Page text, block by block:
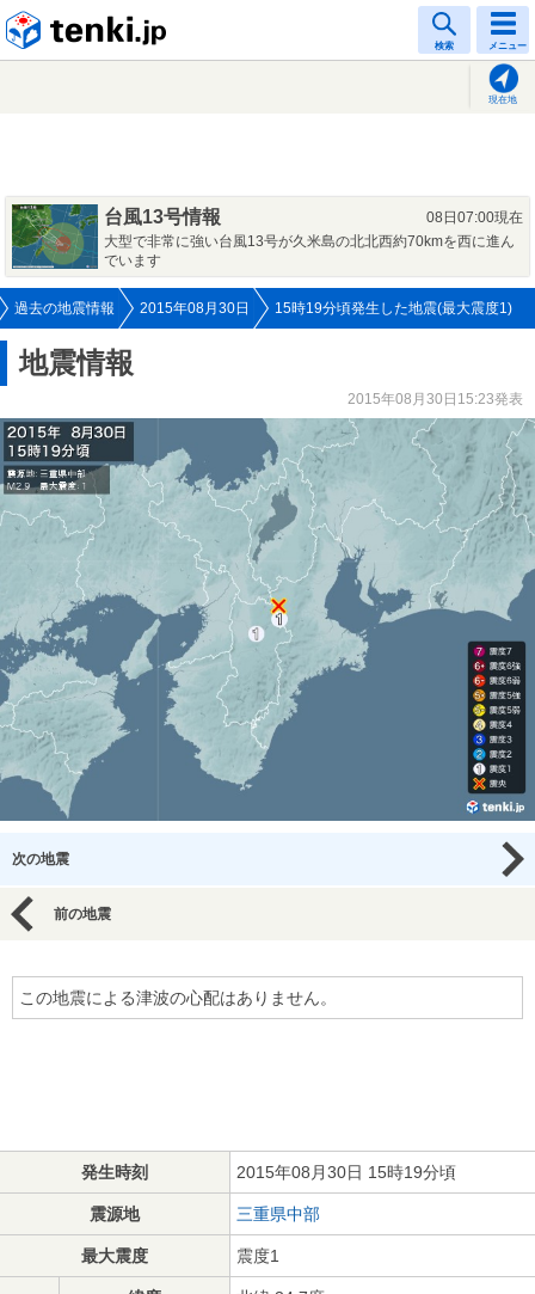
検索 メニュー
現在地
台風13号情報
08日07:00現在
大型で非常に強い台風13号が久米島の北北西約70kmを西に進ん
でいます
過去の地震情報 2015年08月30日 15時19分頃発生した地震(最大震度1)
地震情報
2015年08月30日15:23発表
次の地震
前の地震
この地震による津波の心配はありません。
発生時刻 2015年08月30日 15時19分頃
震源地 三重県中部
最大震度 震度1